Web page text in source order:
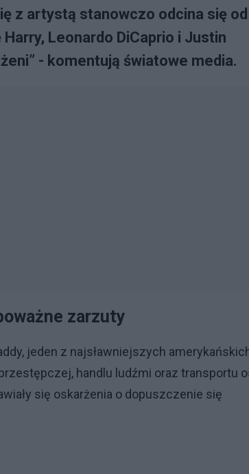
z artystą stanowczo odcina się od
Leonardo DiCaprio i Justin
- komentują światowe media.
zarzuty
jeden z najsławniejszych
handlu ludźmi oraz transportu
się oskarżenia o dopuszczenie się